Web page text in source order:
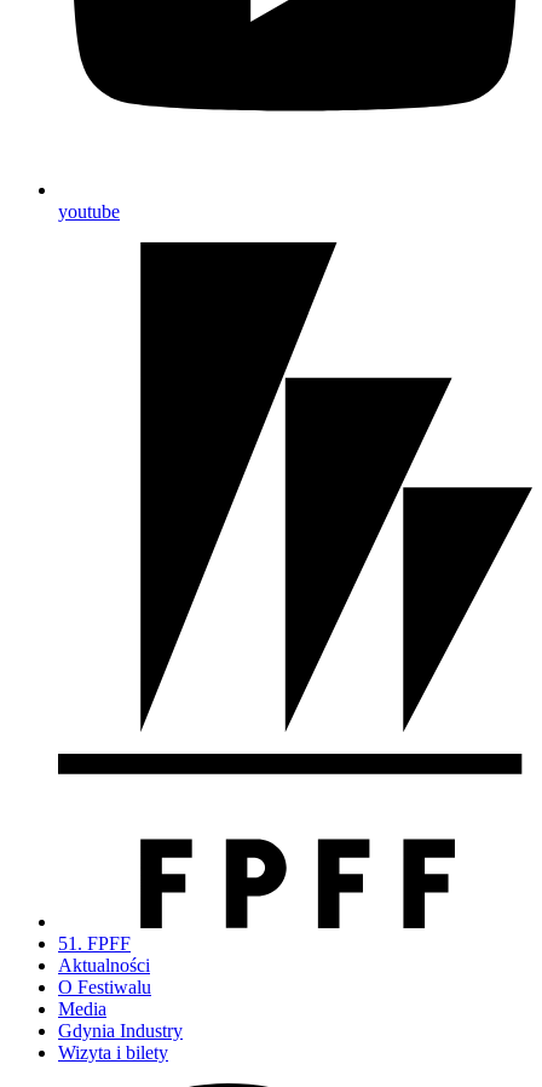
youtube
51. FPFF
Aktualności
O Festiwalu
Media
Gdynia Industry
Wizyta i bilety